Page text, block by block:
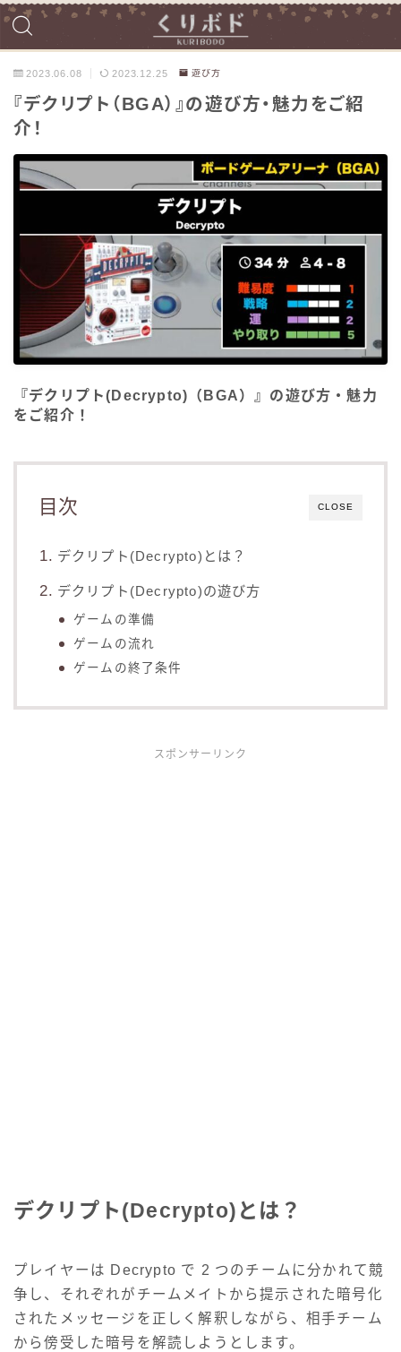
2023.06.08 2023.12.25 遊び方
『デクリプト（BGA）』の遊び方・魅力をご紹
介！
『デクリプト(Decrypto)（BGA）』の遊び方・魅力
をご紹介！
CLOSE
目次
デクリプト(Decrypto)とは？
デクリプト(Decrypto)の遊び方
ゲームの準備
ゲームの流れ
ゲームの終了条件
スポンサーリンク
デクリプト(Decrypto)とは？
プレイヤーは Decrypto で 2 つのチームに分かれて競
争し、それぞれがチームメイトから提示された暗号化
されたメッセージを正しく解釈しながら、相手チーム
から傍受した暗号を解読しようとします。